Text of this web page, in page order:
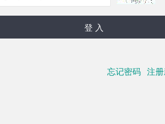
登 入
注
忘记密码